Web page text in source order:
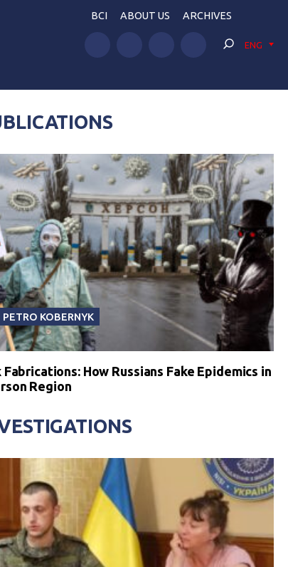
BCI ABOUT US ARCHIVES
ENG
PETRO KOBERNYK
Fabrications: How Russians Fake Epidemics in
Region